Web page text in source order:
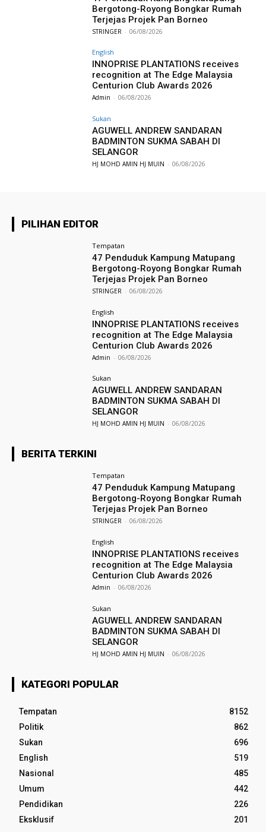
Bergotong-Royong Bongkar Rumah
Terjejas Projek Pan Borneo
STRINGER - 06/08/2026
English
INNOPRISE PLANTATIONS receives
recognition at The Edge Malaysia
Centurion Club Awards 2026
Admin - 06/08/2026
Sukan
AGUWELL ANDREW SANDARAN
BADMINTON SUKMA SABAH DI
SELANGOR
HJ MOHD AMIN HJ MUIN - 06/08/2026
PILIHAN EDITOR
Tempatan
47 Penduduk Kampung Matupang
Bergotong-Royong Bongkar Rumah
Terjejas Projek Pan Borneo
STRINGER - 06/08/2026
English
INNOPRISE PLANTATIONS receives
recognition at The Edge Malaysia
Centurion Club Awards 2026
Admin - 06/08/2026
Sukan
AGUWELL ANDREW SANDARAN
BADMINTON SUKMA SABAH DI
SELANGOR
HJ MOHD AMIN HJ MUIN - 06/08/2026
BERITA TERKINI
Tempatan
47 Penduduk Kampung Matupang
Bergotong-Royong Bongkar Rumah
Terjejas Projek Pan Borneo
STRINGER - 06/08/2026
English
INNOPRISE PLANTATIONS receives
recognition at The Edge Malaysia
Centurion Club Awards 2026
Admin - 06/08/2026
Sukan
AGUWELL ANDREW SANDARAN
BADMINTON SUKMA SABAH DI
SELANGOR
HJ MOHD AMIN HJ MUIN - 06/08/2026
KATEGORI POPULAR
Tempatan
8152
Politik
862
Sukan
696
English
519
Nasional
485
Umum
442
Pendidikan
226
Eksklusif
201